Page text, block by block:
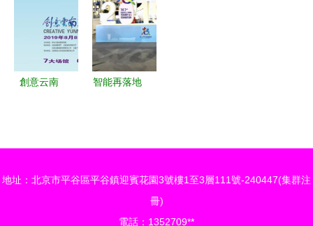
化創意藍圖
鑄就口碑，
賦能數字文
化創意內容
應用服務新
創意云南
融，數字文
智能再落地
中國建設
地址：北京市平谷區平谷鎮迎賓花園3號樓1至3層111號-240447(集群注
冊)
電話：1352709**